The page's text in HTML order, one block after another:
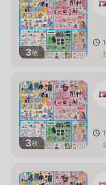
3枚
3枚